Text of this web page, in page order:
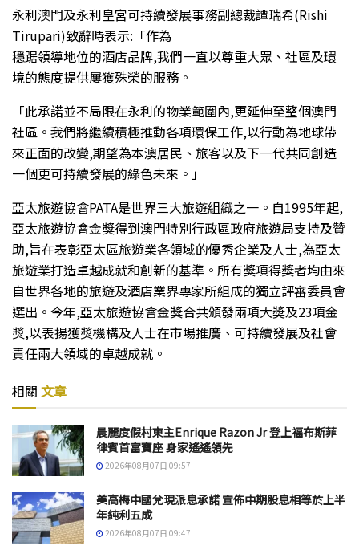
永利澳門及永利皇宮可持續發展事務副總裁譚瑞希(Rishi
Tirupari)致辭時表示:「作為
穩踞領導地位的酒店品牌,我們一直以尊重大眾、社區及環
境的態度提供屢獲殊榮的服務。
「此承諾並不局限在永利的物業範圍內,更延伸至整個澳門
社區。我們將繼續積極推動各項環保工作,以行動為地球帶
來正面的改變,期望為本澳居民、旅客以及下一代共同創造
一個更可持續發展的綠色未來。」
亞太旅遊協會PATA是世界三大旅遊組織之一。自1995年起,
亞太旅遊協會金獎得到澳門特別行政區政府旅遊局支持及贊
助,旨在表彰亞太區旅遊業各領域的優秀企業及人士,為亞太
旅遊業打造卓越成就和創新的基準。所有獎項得獎者均由來
自世界各地的旅遊及酒店業界專家所組成的獨立評審委員會
選出。今年,亞太旅遊協會金獎合共頒發兩項大奬及23項金
獎,以表揚獲獎機構及人士在市場推廣、可持續發展及社會
責任兩大領域的卓越成就。
相關 文章
晨麗度假村東主Enrique Razon Jr 登上福布斯菲
律賓首富寶座 身家遙遙領先
2026年08月07日 09:57
美高梅中國兌現派息承諾 宣佈中期股息相等於上半
年純利五成
2026年08月07日 09:47